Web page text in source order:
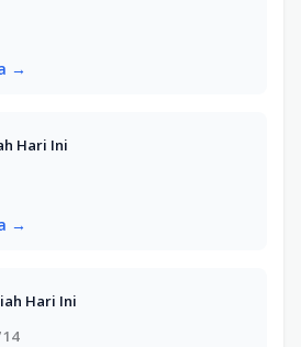
→
Hari Ini
→
Hari Ini